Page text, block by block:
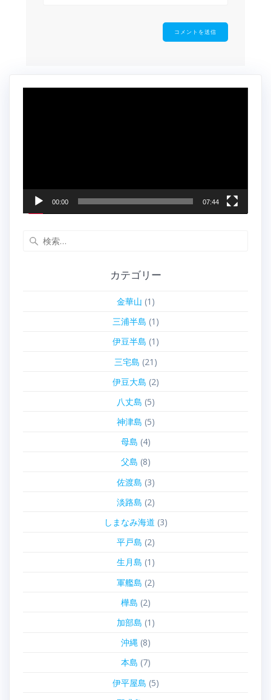
00:00 07:44
カテゴリー
金華山 (1)
三浦半島 (1)
伊豆半島 (1)
三宅島 (21)
伊豆大島 (2)
八丈島 (5)
神津島 (5)
母島 (4)
父島 (8)
佐渡島 (3)
淡路島 (2)
しまなみ海道 (3)
平戸島 (2)
生月島 (1)
軍艦島 (2)
樺島 (2)
加部島 (1)
沖縄(8)
本島 (7)
伊平屋島 (5)